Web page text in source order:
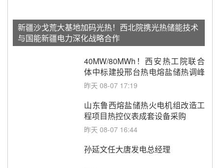
新疆沙戈荒大基地加码光热！西北院携光热储能技术
与国能新疆电力深化战略合作
40MW/80MWh！西安热工院联合
体中标建投邢台热电熔盐储热调峰
调频改造EPC项目
昨天 08-07 17:19
山东鲁西熔盐储热火电机组改造工
程项目热控仪表成套设备采购
昨天 08-07 16:44
孙延文任大唐发电总经理